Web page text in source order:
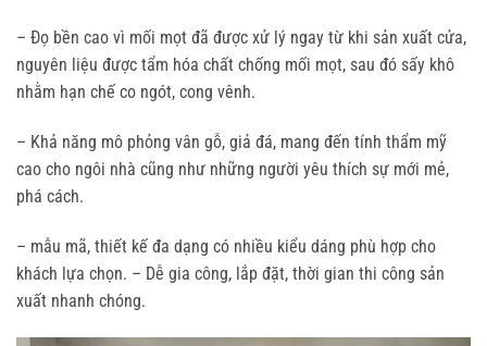
– Đọ bền cao vì mối mọt đã được xử lý ngay từ khi sản xuất cửa,
nguyên liệu được tẩm hóa chất chống mối mọt, sau đó sấy khô
nhằm hạn chế co ngót, cong vênh.
– Khả năng mô phỏng vân gỗ, giả đá, mang đến tính thẩm mỹ
cao cho ngôi nhà cũng như những người yêu thích sự mới mẻ,
phá cách.
– mẫu mã, thiết kế đa dạng có nhiều kiểu dáng phù hợp cho
khách lựa chọn. – Dễ gia công, lắp đặt, thời gian thi công sản
xuất nhanh chóng.